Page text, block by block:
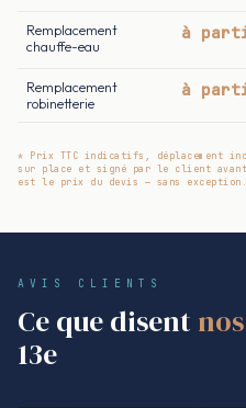
Remplacement
chauffe-eau
à
Remplacement
robinetterie
à
* Prix TTC indicatifs, déplacement
sur place et signé par le client
est le prix du devis — sans exception.
AVIS CLIENTS
Ce que disent nos
13e